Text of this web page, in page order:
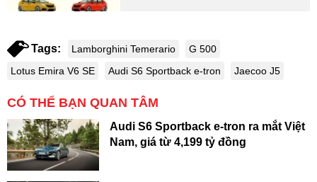
Tags: Lamborghini Temerario
G 500
Lotus Emira V6 SE
Audi S6 Sportback e-tron Jaecoo J5
CÓ THỂ BẠN QUAN TÂM
Audi S6 Sportback e-tron ra mắt Việt
Nam, giá từ 4,199 tỷ đồng